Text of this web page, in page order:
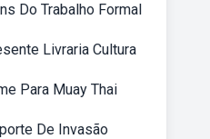
Do Trabalho Formal
Livraria Cultura
Para Muay Thai
De Invasão